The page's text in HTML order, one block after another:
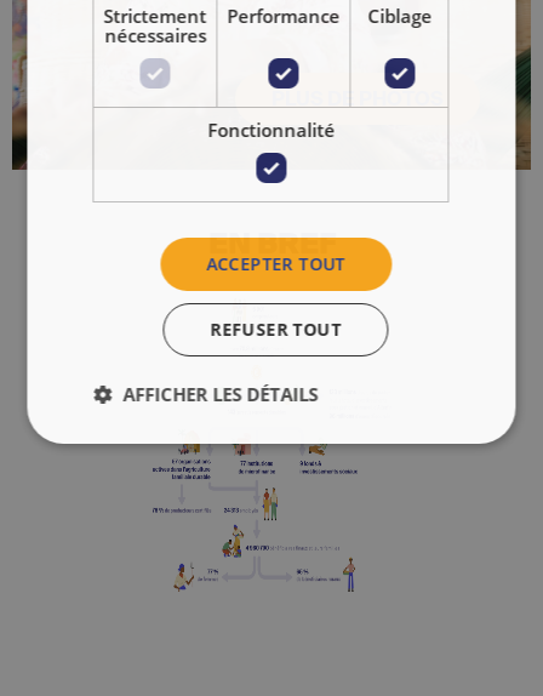
EN BREF
Strictement
nécessaires
Performance Ciblage
Fonctionnalité
ACCEPTER TOUT
REFUSER TOUT
AFFICHER LES DÉTAILS